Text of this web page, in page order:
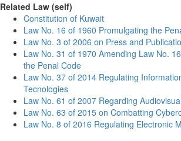
Related Law (self)
Constitution of Kuwait
Law No. 16 of 1960 Promulgating the
Law No. 3 of 2006 on Press and
Law No. 31 of 1970 Amending Law No.
the Penal Code
Law No. 37 of 2014 Regulating
Tecnologies
Law No. 61 of 2007 Regarding
Law No. 63 of 2015 on Combatting
Law No. 8 of 2016 Regulating Electronic